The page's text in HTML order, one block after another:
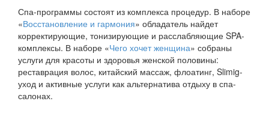
Спа-программы состоят из комплекса процедур. В наборе
«Восстановление и гармония» обладатель найдет
корректирующие, тонизирующие и расслабляющие SPA-
комплексы. В наборе «Чего хочет женщина» собраны
услуги для красоты и здоровья женской половины:
реставрация волос, китайский массаж, флоатинг, Slimig-
уход и активные услуги как альтернатива отдыху в спа-
салонах.